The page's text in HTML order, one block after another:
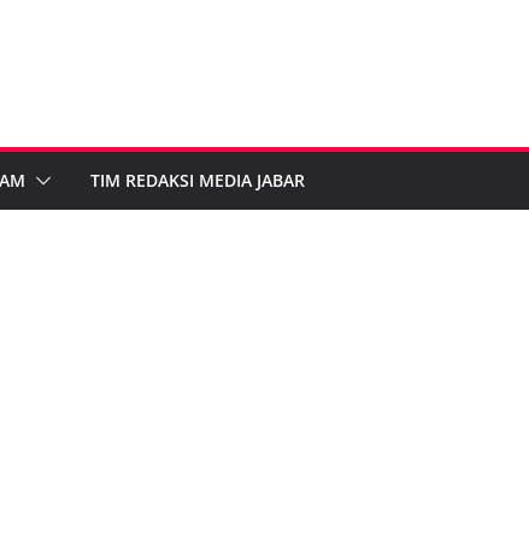
TIM REDAKSI MEDIA JABAR